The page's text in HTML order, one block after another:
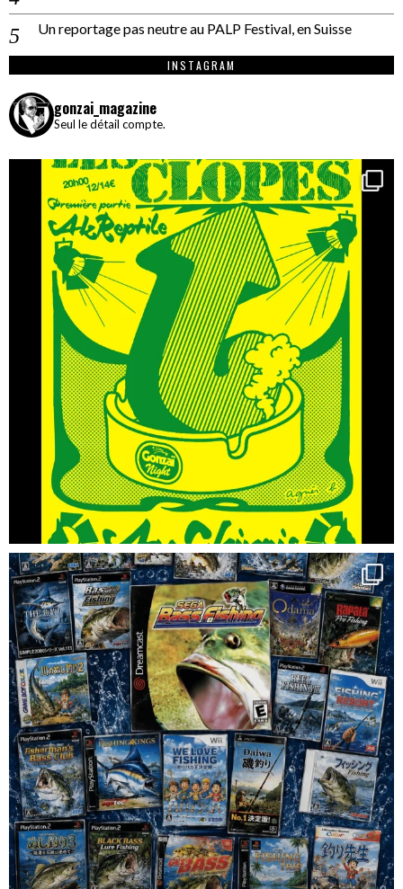
Un reportage pas neutre au PALP Festival, en Suisse
INSTAGRAM
gonzai_magazine
Seul le détail compte.